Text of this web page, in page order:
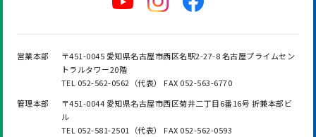
営業本部
〒451-0045 愛知県名古屋市西区名駅2-27-8 名古屋プライムセン
トラルタワー20階
TEL 052-562-0562（代表） FAX 052-563-6770
管理本部
〒451-0044 愛知県名古屋市西区菊井二丁目6番16号 折兼本部ビ
ル
TEL 052-581-2501（代表） FAX 052-562-0593